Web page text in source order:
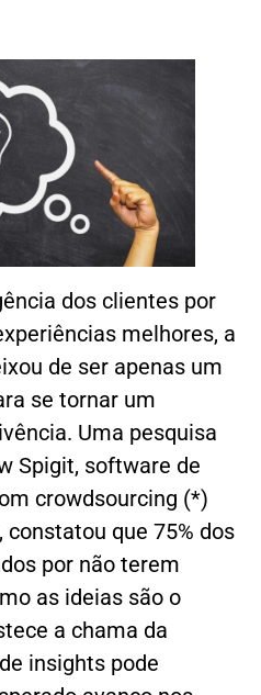
dos clientes por
melhores, a
de ser apenas um
se tornar um
Uma pesquisa
Spigit, software de
crowdsourcing (*)
que 75% dos
por não terem
as ideias são o
a chama da
insights pode